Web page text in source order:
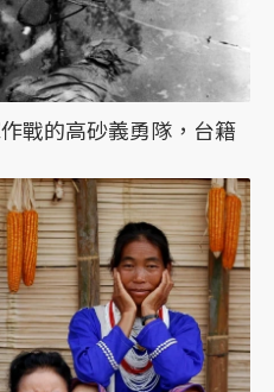
戰的高砂義勇隊，台籍